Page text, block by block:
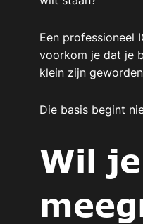
Een professioneel
voorkom je dat je
klein zijn
Die basis begint
Wil